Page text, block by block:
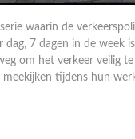
waarin de
dag, 7 dagen in de week
om het verkeer veilig
meekijken tijdens hun